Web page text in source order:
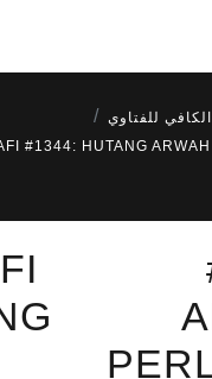
الكافي للفتاوي
#1344: HUTANG